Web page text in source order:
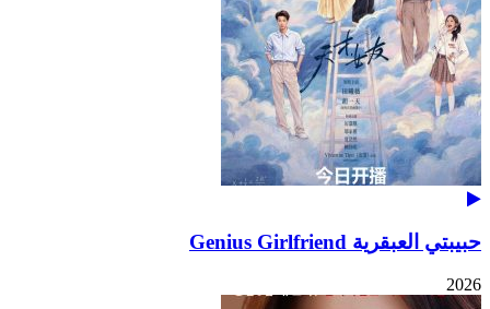
حبيبتي العبقرية Genius Girlfriend
2026